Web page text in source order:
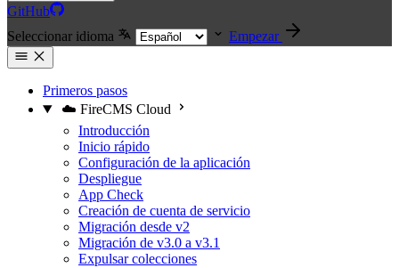
GitHub
Seleccionar idioma
Empezar
Primeros pasos
☁️ FireCMS Cloud
Introducción
Inicio rápido
Configuración de la aplicación
Despliegue
App Check
Creación de cuenta de servicio
Migración desde v2
Migración de v3.0 a v3.1
Expulsar colecciones